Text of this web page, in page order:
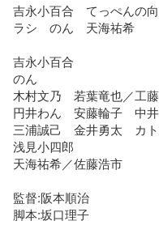
吉永小百合　てっぺんの
ラシ　のん　天海祐希
吉永小百合
のん
木村文乃　若葉竜也／工
円井わん　安藤輪子　中
三浦誠己　金井勇太　カ
浅見小四郎
天海祐希／佐藤浩市
監督:阪本順治
脚本:坂口理子